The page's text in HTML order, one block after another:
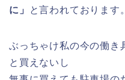
に」
と言われております。
ぶっちゃけ私の今の働き
と買えないし